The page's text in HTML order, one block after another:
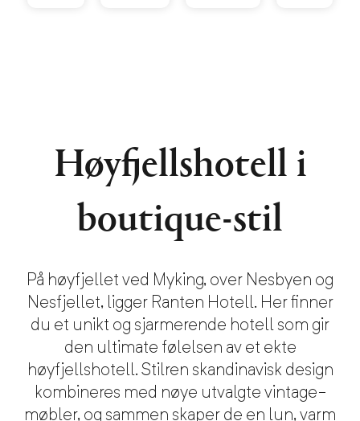
Høyfjellshotell i
boutique-stil
På høyfjellet ved Myking, over Nesbyen og
Nesfjellet, ligger Ranten Hotell. Her finner
du et unikt og sjarmerende hotell som gir
den ultimate følelsen av et ekte
høyfjellshotell. Stilren skandinavisk design
kombineres med nøye utvalgte vintage-
møbler, og sammen skaper de en lun, varm